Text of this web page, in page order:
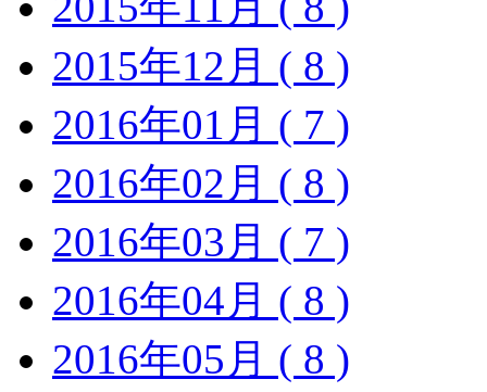
2015年12月 ( 8 )
2016年01月 ( 7 )
2016年02月 ( 8 )
2016年03月 ( 7 )
2016年04月 ( 8 )
2016年05月 ( 8 )